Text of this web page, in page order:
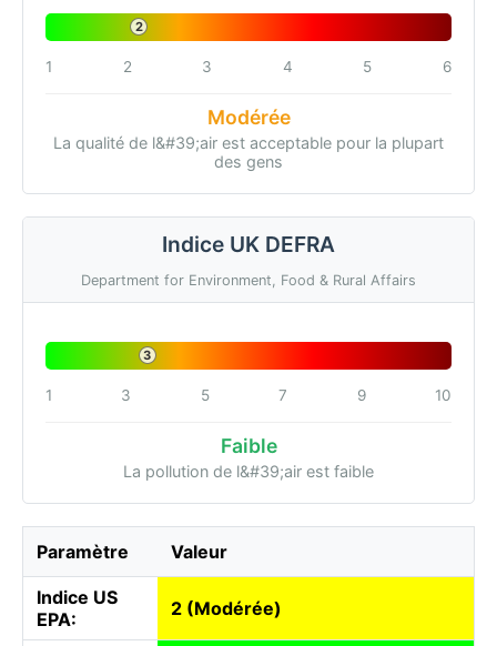
2
1 2 3 4 5 6
Modérée
La qualité de l&#39;air est acceptable pour la plupart
des gens
Indice UK DEFRA
Department for Environment, Food & Rural Affairs
3
1 3 5 7 9 10
Faible
La pollution de l&#39;air est faible
Paramètre Valeur
Indice US
EPA:
2 (Modérée)